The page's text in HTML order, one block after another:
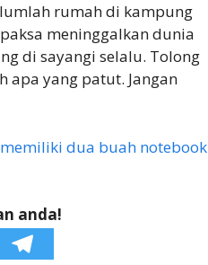
rumah di kampung
meninggalkan dunia
di sayangi selalu. Tolong
apa yang patut. Jangan
dua buah notebook
anda!